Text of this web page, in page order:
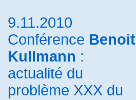
9.11.2010
Conférence Benoit
Kullmann :
actualité du
problème XXX du